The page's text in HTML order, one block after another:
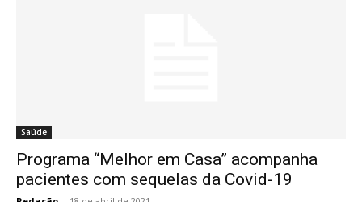
Saúde
Programa “Melhor em Casa” acompanha
pacientes com sequelas da Covid-19